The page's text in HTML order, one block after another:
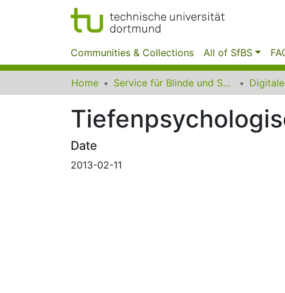
Communities & Collections All of SfBS
Home Service für Blinde und Sehbehinderte der UB Dortmund
Date
2013-02-11